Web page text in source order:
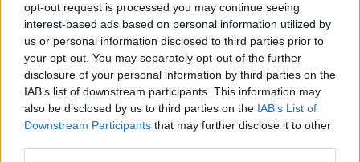
opt-out request is processed you may continue seeing
interest-based ads based on personal information utilized by
us or personal information disclosed to third parties prior to
your opt-out. You may separately opt-out of the further
disclosure of your personal information by third parties on the
IAB’s list of downstream participants. This information may
also be disclosed by us to third parties on the IAB’s List of
Downstream Participants that may further disclose it to other
A Vasas FC és a Vasas SC december 20-án,
csütörtökön 17 órától minden kedves szurkolót
szeretettel vár a Fáy utcába egy karácsony előtti
közös összejövetelre - írja avasasfc.hu. Az
eseményen résztvevőket a klub forralt borral, és sült
kolbásszal vendégeli meg.